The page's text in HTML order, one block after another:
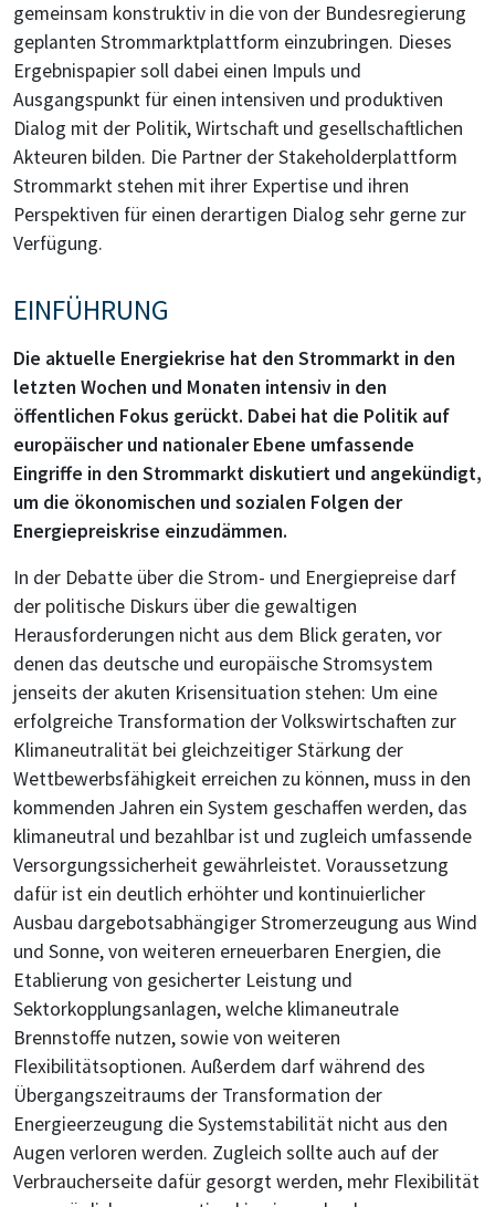
gemeinsam konstruktiv in die von der Bundesregierung
geplanten Strommarktplattform einzubringen. Dieses
Ergebnispapier soll dabei einen Impuls und
Ausgangspunkt für einen intensiven und produktiven
Dialog mit der Politik, Wirtschaft und gesellschaftlichen
Akteuren bilden. Die Partner der Stakeholderplattform
Strommarkt stehen mit ihrer Expertise und ihren
Perspektiven für einen derartigen Dialog sehr gerne zur
Verfügung.
EINFÜHRUNG
Die aktuelle Energiekrise hat den Strommarkt in den
letzten Wochen und Monaten intensiv in den
öffentlichen Fokus gerückt. Dabei hat die Politik auf
europäischer und nationaler Ebene umfassende
Eingriffe in den Strommarkt diskutiert und angekündigt,
um die ökonomischen und sozialen Folgen der
Energiepreiskrise einzudämmen.
In der Debatte über die Strom- und Energiepreise darf
der politische Diskurs über die gewaltigen
Herausforderungen nicht aus dem Blick geraten, vor
denen das deutsche und europäische Stromsystem
jenseits der akuten Krisensituation stehen: Um eine
erfolgreiche Transformation der Volkswirtschaften zur
Klimaneutralität bei gleichzeitiger Stärkung der
Wettbewerbsfähigkeit erreichen zu können, muss in den
kommenden Jahren ein System geschaffen werden, das
klimaneutral und bezahlbar ist und zugleich umfassende
Versorgungssicherheit gewährleistet. Voraussetzung
dafür ist ein deutlich erhöhter und kontinuierlicher
Ausbau dargebotsabhängiger Stromerzeugung aus Wind
und Sonne, von weiteren erneuerbaren Energien, die
Etablierung von gesicherter Leistung und
Sektorkopplungsanlagen, welche klimaneutrale
Brennstoffe nutzen, sowie von weiteren
Flexibilitätsoptionen. Außerdem darf während des
Übergangszeitraums der Transformation der
Energieerzeugung die Systemstabilität nicht aus den
Augen verloren werden. Zugleich sollte auch auf der
Verbraucherseite dafür gesorgt werden, mehr Flexibilität